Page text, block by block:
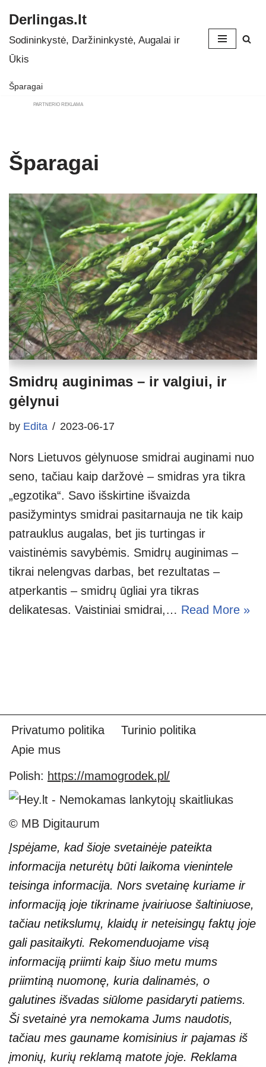
Skip
to
Derlingas.lt
Sodininkystė, Daržininkystė, Augalai ir
Ūkis
Šparagai
PARTNERIO REKLAMA
Šparagai
Smidrų auginimas – ir valgiui, ir
gėlynui
by Edita 2023-06-17
Nors Lietuvos gėlynuose smidrai auginami nuo
seno, tačiau kaip daržovė – smidras yra tikra
„egzotika“. Savo išskirtine išvaizda
pasižymintys smidrai pasitarnauja ne tik kaip
patrauklus augalas, bet jis turtingas ir
vaistinėmis savybėmis. Smidrų auginimas –
tikrai nelengvas darbas, bet rezultatas –
atperkantis – smidrų ūgliai yra tikras
delikatesas. Vaistiniai smidrai,… Read More »
Privatumo politika
Turinio politika
Apie mus
Polish: https://mamogrodek.pl/
© MB Digitaurum
Įspėjame, kad šioje svetainėje pateikta
informacija neturėtų būti laikoma vienintele
teisinga informacija. Nors svetainę kuriame ir
informaciją joje tikriname įvairiuose šaltiniuose,
tačiau netikslumų, klaidų ir neteisingų faktų joje
gali pasitaikyti. Rekomenduojame visą
informaciją priimti kaip šiuo metu mums
priimtiną nuomonę, kuria dalinamės, o
galutines išvadas siūlome pasidaryti patiems.
Ši svetainė yra nemokama Jums naudotis,
tačiau mes gauname komisinius ir pajamas iš
įmonių, kurių reklamą matote joje. Reklama